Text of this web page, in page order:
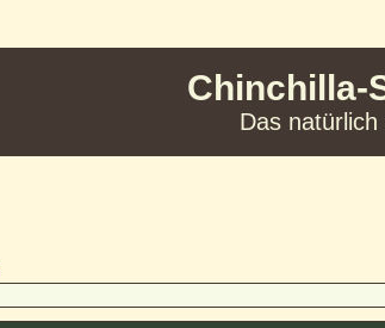
Chinchilla-
Das